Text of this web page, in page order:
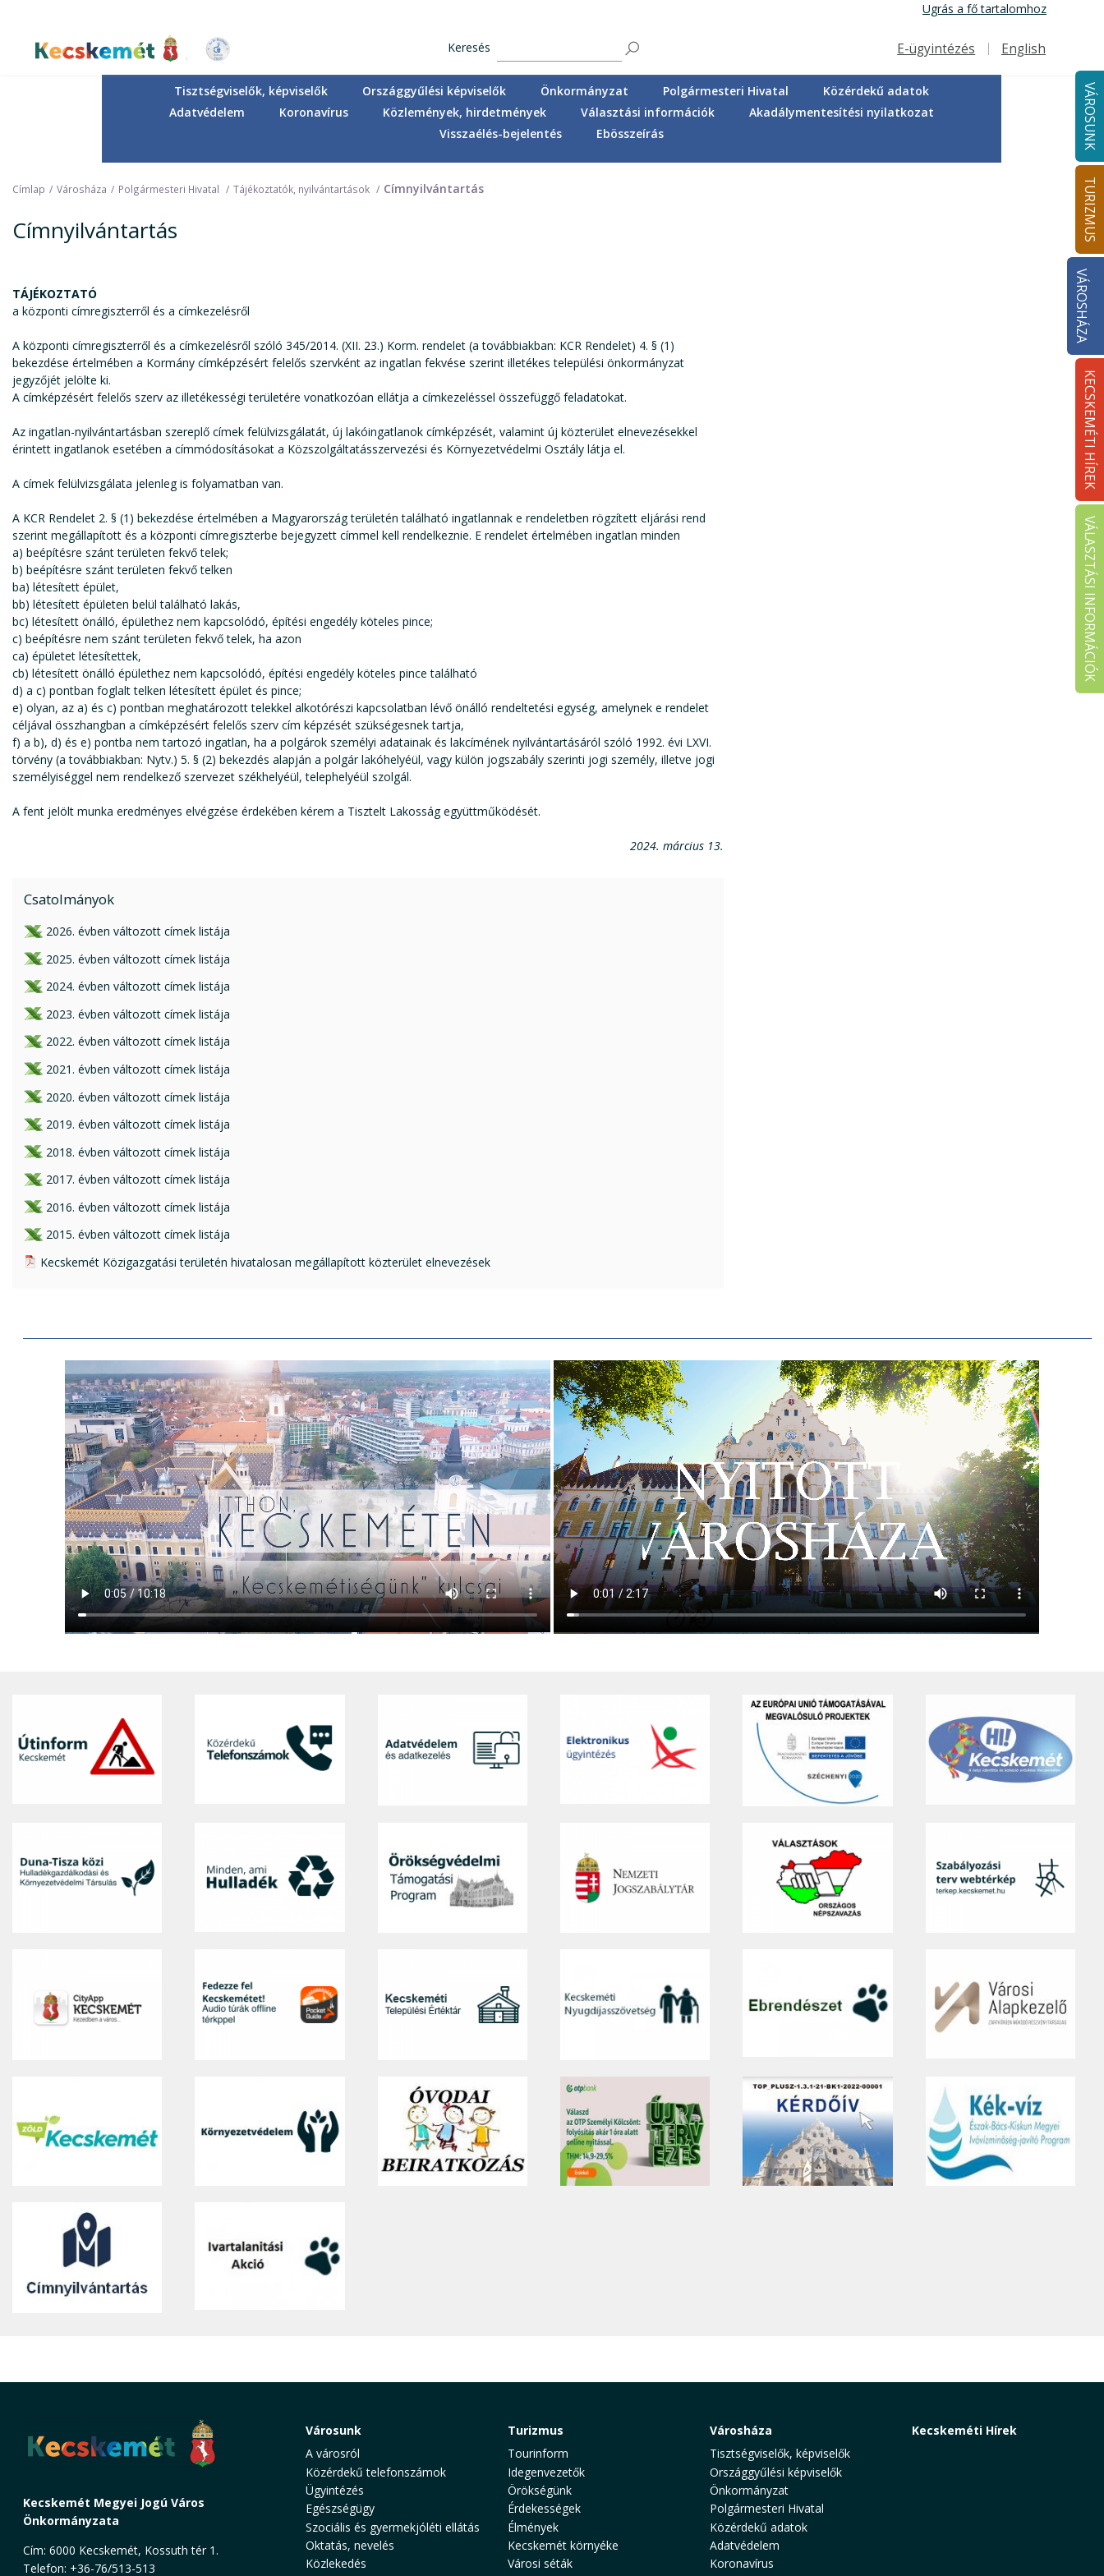
tartalomra
Ugrás a fő tartalomhoz
Kecskemét Város Honlapja
Keresés
Felső navigáció
E-ügyintézés English
VÁROSUNK
TURIZMUS
VÁROSHÁZA
KECSKEMÉTI HÍREK
VÁLASZTÁSI INFORMÁCIÓK
Tisztségviselők, képviselők Országgyűlési képviselők Önkormányzat Polgármesteri Hivatal
Közérdekű adatok
Adatvédelem
Koronavírus Közlemények, hirdetmények Választási információk
Akadálymentesítési nyilatkozat
Visszaélés-bejelentés
Ebösszeírás
Címlap Városháza Polgármesteri Hivatal Tájékoztatók, nyilvántartások Címnyilvántartás
Címnyilvántartás
TÁJÉKOZTATÓ
a központi címregiszterről és a címkezelésről
A központi címregiszterről és a címkezelésről szóló 345/2014. (XII. 23.) Korm. rendelet (a továbbiakban: KCR Rendelet) 4. § (1)
bekezdése értelmében a Kormány címképzésért felelős szervként az ingatlan fekvése szerint illetékes települési önkormányzat
jegyzőjét jelölte ki.
A címképzésért felelős szerv az illetékességi területére vonatkozóan ellátja a címkezeléssel összefüggő feladatokat.
Az ingatlan-nyilvántartásban szereplő címek felülvizsgálatát, új lakóingatlanok címképzését, valamint új közterület elnevezésekkel
érintett ingatlanok esetében a címmódosításokat a Közszolgáltatásszervezési és Környezetvédelmi Osztály látja el.
A címek felülvizsgálata jelenleg is folyamatban van.
A KCR Rendelet 2. § (1) bekezdése értelmében a Magyarország területén található ingatlannak e rendeletben rögzített eljárási rend
szerint megállapított és a központi címregiszterbe bejegyzett címmel kell rendelkeznie. E rendelet értelmében ingatlan minden
a) beépítésre szánt területen fekvő telek;
b) beépítésre szánt területen fekvő telken
ba) létesített épület,
bb) létesített épületen belül található lakás,
bc) létesített önálló, épülethez nem kapcsolódó, építési engedély köteles pince;
c) beépítésre nem szánt területen fekvő telek, ha azon
ca) épületet létesítettek,
cb) létesített önálló épülethez nem kapcsolódó, építési engedély köteles pince található
d) a c) pontban foglalt telken létesített épület és pince;
e) olyan, az a) és c) pontban meghatározott telekkel alkotórészi kapcsolatban lévő önálló rendeltetési egység, amelynek e rendelet
céljával összhangban a címképzésért felelős szerv cím képzését szükségesnek tartja,
f) a b), d) és e) pontba nem tartozó ingatlan, ha a polgárok személyi adatainak és lakcímének nyilvántartásáról szóló 1992. évi LXVI.
törvény (a továbbiakban: Nytv.) 5. § (2) bekezdés alapján a polgár lakóhelyéül, vagy külön jogszabály szerinti jogi személy, illetve jogi
személyiséggel nem rendelkező szervezet székhelyéül, telephelyéül szolgál.
A fent jelölt munka eredményes elvégzése érdekében kérem a Tisztelt Lakosság együttműködését.
2024. március 13.
Csatolmányok
xlsx csatolmány:
2026. évben változott címek listája
xlsx csatolmány:
2025. évben változott címek listája
xlsx csatolmány:
2024. évben változott címek listája
xlsx csatolmány:
2023. évben változott címek listája
xlsx csatolmány:
2022. évben változott címek listája
xlsx csatolmány:
2021. évben változott címek listája
xls csatolmány:
2020. évben változott címek listája
xls csatolmány:
2019. évben változott címek listája
xls csatolmány:
2018. évben változott címek listája
xls csatolmány:
2017. évben változott címek listája
xls csatolmány:
2016. évben változott címek listája
xls csatolmány:
2015. évben változott címek listája
pdf csatolmány:
Kecskemét Közigazgatási területén hivatalosan megállapított közterület elnevezések
Kecskemét Megyei Jogú Város
Önkormányzata
Cím: 6000 Kecskemét, Kossuth tér 1.
Telefon: +36-76/513-513
Városunk
A városról
Közérdekű telefonszámok
Ügyintézés
Egészségügy
Szociális és gyermekjóléti ellátás
Oktatás, nevelés
Közlekedés
Turizmus
Tourinform
Idegenvezetők
Örökségünk
Érdekességek
Élmények
Kecskemét környéke
Városi séták
Városháza
Tisztségviselők, képviselők
Országgyűlési képviselők
Önkormányzat
Polgármesteri Hivatal
Közérdekű adatok
Adatvédelem
Koronavírus
Kecskeméti Hírek